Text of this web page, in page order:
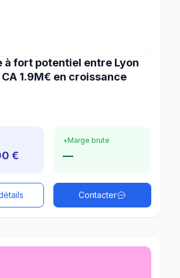
à fort potentiel entre Lyon
1.9M€ en croissance
€
+Marge brute
—
Contacter